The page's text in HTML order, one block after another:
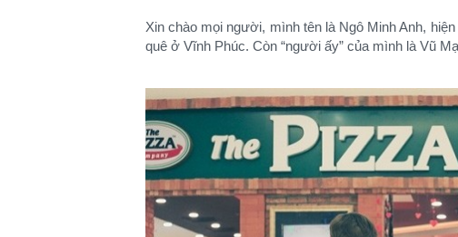
Xin chào mọi người, mình tên là Ngô Minh Anh,
quê ở Vĩnh Phúc. Còn “người ấy” của mình là Vũ